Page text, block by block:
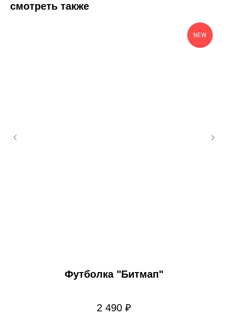
смотреть также
NEW
Футболка "Битмап"
2 490 ₽